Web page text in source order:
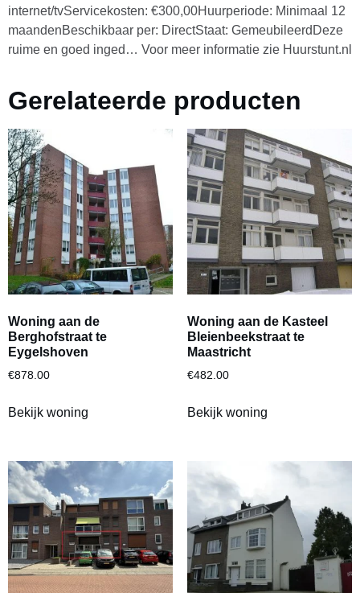
internet/tvServicekosten: €300,00Huurperiode: Minimaal 12
maandenBeschikbaar per: DirectStaat: GemeubileerdDeze
ruime en goed inged… Voor meer informatie zie Huurstunt.nl
Gerelateerde producten
Woning aan de
Berghofstraat te
Eygelshoven
€878.00
Bekijk woning
Woning aan de Kasteel
Bleienbeekstraat te
Maastricht
€482.00
Bekijk woning